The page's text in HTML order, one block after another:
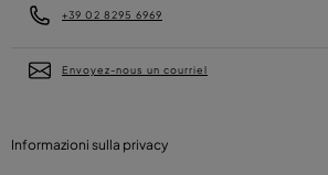
+39 02 8295 6969
Envoyez-nous un courriel
Informazioni sulla privacy